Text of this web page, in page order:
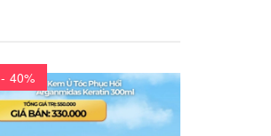
- 40%